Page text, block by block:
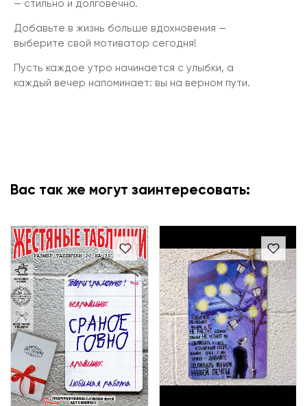
— стильно и долговечно.
Добавьте в жизнь больше вдохновения —
выберите свой мотиватор сегодня!
Пусть каждое утро начинается с улыбки, а
каждый вечер напоминает: вы на верном пути.
Вас так же могут заинтересовать: